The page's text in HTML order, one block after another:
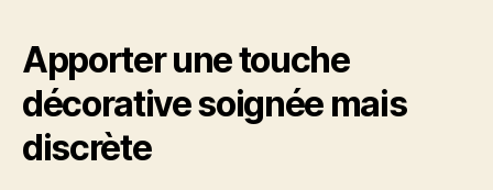
Apporter une touche
décorative soignée mais
discrète